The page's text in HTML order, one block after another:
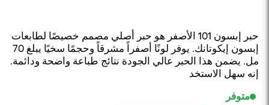
حبر إبسون 101 الأصفر هو حبر أصلي مصمم خصيصًا لطابعات
إبسون إيكوتانك. يوفر لونًا أصفراً مشرقاً وحجمًا سخيًا يبلغ 70
مل. يضمن هذا الحبر عالي الجودة نتائج طباعة واضحة ودائمة.
إنه سهل الاستخد
متوفر